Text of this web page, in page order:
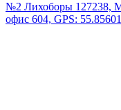
№2 Лихоборы 127238,
офис 604, GPS: